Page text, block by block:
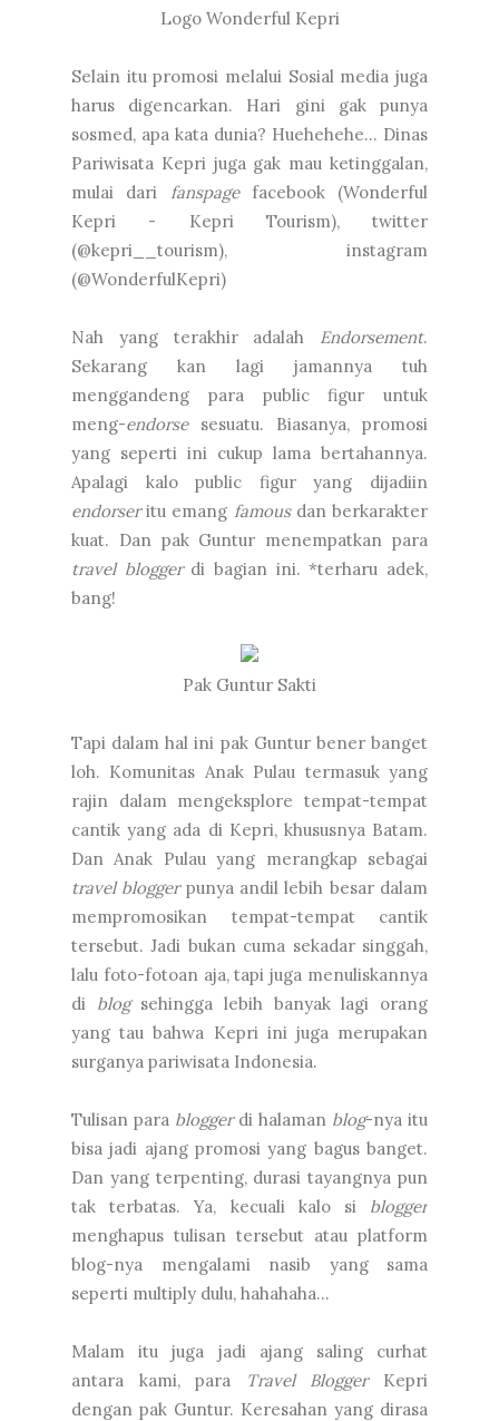
Logo Wonderful Kepri
Selain itu promosi melalui Sosial media juga
harus digencarkan. Hari gini gak punya
sosmed, apa kata dunia? Huehehehe... Dinas
Pariwisata Kepri juga gak mau ketinggalan,
mulai dari fanspage facebook (Wonderful
Kepri - Kepri Tourism), twitter
(@kepri__tourism), instagram
(@WonderfulKepri)
Nah yang terakhir adalah Endorsement.
Sekarang kan lagi jamannya tuh
menggandeng para public figur untuk
meng-endorsesesuatu. Biasanya, promosi
yang seperti ini cukup lama bertahannya.
Apalagi kalo public figur yang dijadiin
endorseritu emang famousdan berkarakter
kuat. Dan pak Guntur menempatkan para
travel blogger di bagian ini. *terharu adek,
bang!
Pak Guntur Sakti
Tapi dalam hal ini pak Guntur bener banget
loh. Komunitas Anak Pulau termasuk yang
rajin dalam mengeksplore tempat-tempat
cantik yang ada di Kepri, khususnya Batam.
Dan Anak Pulau yang merangkap sebagai
travel bloggerpunya andil lebih besar dalam
mempromosikan tempat-tempat cantik
tersebut. Jadi bukan cuma sekadar singgah,
lalu foto-fotoan aja, tapi juga menuliskannya
di blogsehingga lebih banyak lagi orang
yang tau bahwa Kepri ini juga merupakan
surganya pariwisata Indonesia.
Tulisan para bloggerdi halaman blog-nya itu
bisa jadi ajang promosi yang bagus banget.
Dan yang terpenting, durasi tayangnya pun
tak terbatas. Ya, kecuali kalo si blogger
menghapus tulisan tersebut atau platform
blog-nya mengalami nasib yang sama
seperti multiply dulu, hahahaha...
Malam itu juga jadi ajang saling curhat
antara kami, para
Travel BloggerKepri
dengan pak Guntur. Keresahan yang dirasa